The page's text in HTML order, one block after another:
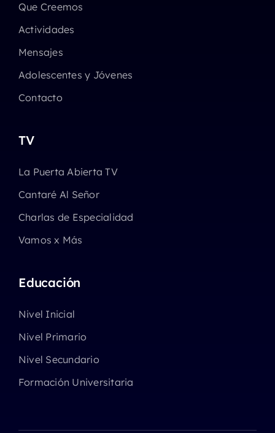
Que Creemos
Actividades
Mensajes
Adolescentes y Jóvenes
Contacto
TV
La Puerta Abierta TV
Cantaré Al Señor
Charlas de Especialidad
Vamos x Más
Educación
Nivel Inicial
Nivel Primario
Nivel Secundario
Formación Universitaria